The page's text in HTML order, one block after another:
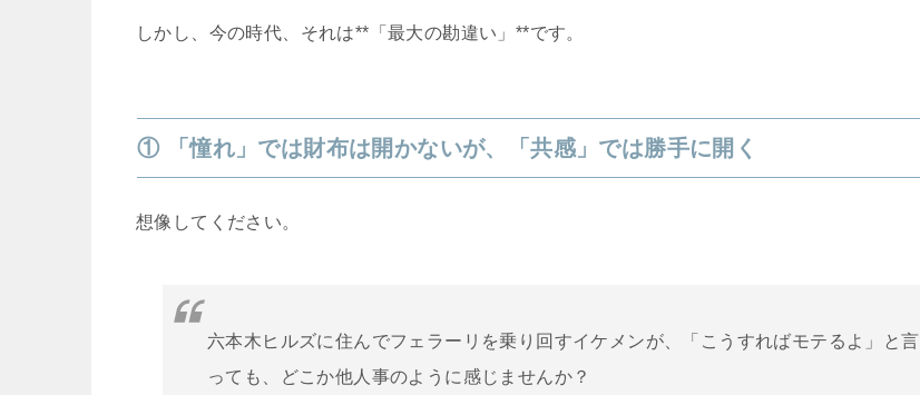
しかし、今の時代、それは**「最大の勘違い」**です。
① 「憧れ」では財布は開かないが、「共感」では勝手に開く
想像してください。
六本木ヒルズに住んでフェラーリを乗り回すイケメンが、「こうすればモテるよ」と言
っても、どこか他人事のように感じませんか？